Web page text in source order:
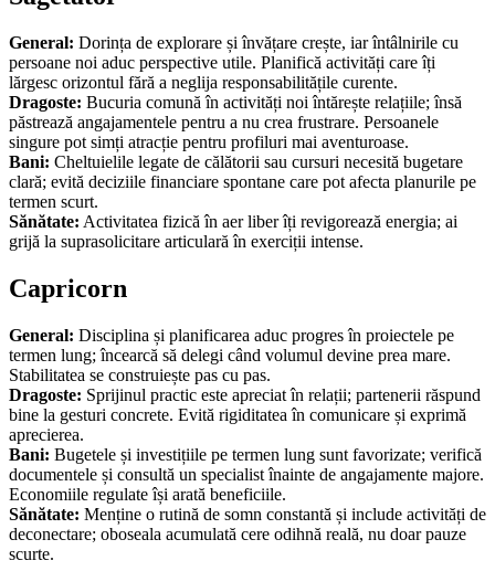
General: Dorința de explorare și învățare crește, iar întâlnirile cu
persoane noi aduc perspective utile. Planifică activități care îți
lărgesc orizontul fără a neglija responsabilitățile curente.
Dragoste: Bucuria comună în activități noi întărește relațiile; însă
păstrează angajamentele pentru a nu crea frustrare. Persoanele
singure pot simți atracție pentru profiluri mai aventuroase.
Bani: Cheltuielile legate de călătorii sau cursuri necesită bugetare
clară; evită deciziile financiare spontane care pot afecta planurile pe
termen scurt.
Sănătate: Activitatea fizică în aer liber îți revigorează energia; ai
grijă la suprasolicitare articulară în exerciții intense.
Capricorn
General: Disciplina și planificarea aduc progres în proiectele pe
termen lung; încearcă să delegi când volumul devine prea mare.
Stabilitatea se construiește pas cu pas.
Dragoste: Sprijinul practic este apreciat în relații; partenerii răspund
bine la gesturi concrete. Evită rigiditatea în comunicare și exprimă
aprecierea.
Bani: Bugetele și investițiile pe termen lung sunt favorizate; verifică
documentele și consultă un specialist înainte de angajamente majore.
Economiile regulate își arată beneficiile.
Sănătate: Menține o rutină de somn constantă și include activități de
deconectare; oboseala acumulată cere odihnă reală, nu doar pauze
scurte.